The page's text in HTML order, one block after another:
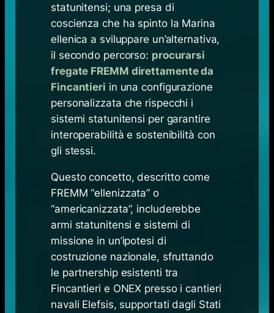
statunitensi; una presa di
coscienza che ha spinto la Marina
ellenica a sviluppare un’alternativa,
il secondo percorso: procurarsi
fregate FREMM direttamente da
Fincantieri in una configurazione
personalizzata che rispecchi i
sistemi statunitensi per garantire
interoperabilità e sostenibilità con
gli stessi.
Questo concetto, descritto come
FREMM “ellenizzata” o
“americanizzata”, includerebbe
armi statunitensi e sistemi di
missione in un’ipotesi di
costruzione nazionale, sfruttando
le partnership esistenti tra
Fincantieri e ONEX presso i cantieri
navali Elefsis, supportati dagli Stati